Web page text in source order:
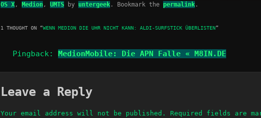
OS X, Medion, UMTSby untergeek. Bookmark the permalink.
1 THOUGHT ON “WENN MEDION DIE UHR NICHT KANN: ALDI-SURFSTICK ÜBERLISTEN”
Pingback:MedionMobile: Die APN Falle « M8IN.DE
Leave a Reply
Your email address will not be published. Required fields are